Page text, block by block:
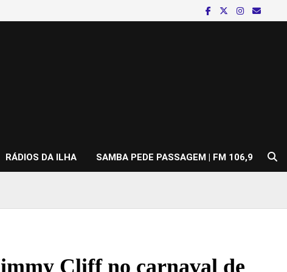
RÁDIOS DA ILHA SAMBA PEDE PASSAGEM | FM 106,9
Cliff no carnaval de